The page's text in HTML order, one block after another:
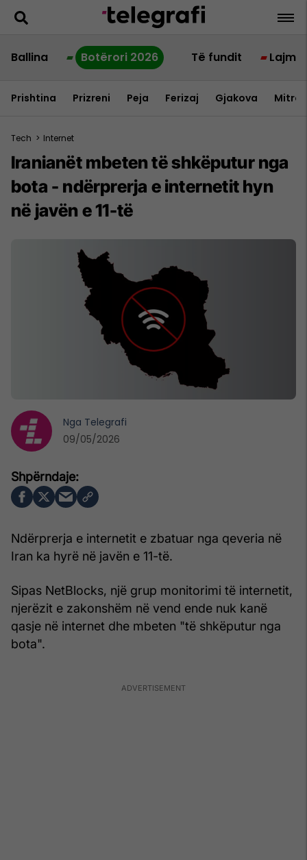
Ballina Botërori 2026 Të fundit Lajme
Prishtina Prizreni Peja Ferizaj Gjakova
Tech > Internet
Iranianët mbeten të shkëputur nga
bota - ndërprerja e internetit hyn
në javën e 11-të
Ndërprerja e internetit e zbatuar nga qeveria në
Iran ka hyrë në javën e 11-të.
Sipas NetBlocks, një grup monitorimi të internetit,
njerëzit e zakonshëm në vend ende nuk kanë
qasje në internet dhe mbeten "të shkëputur nga
bota".
Nga Telegrafi
09/05/2026